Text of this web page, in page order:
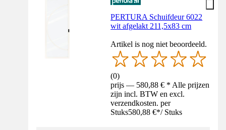
PERTURA Schuifdeur 6022
wit afgelakt 211,5x83 cm
Artikel is nog niet beoordeeld.
(0)
prijs — 580,88 € * Alle prijzen
zijn incl. BTW en excl.
verzendkosten. per
Stuks580,88 €*/ Stuks